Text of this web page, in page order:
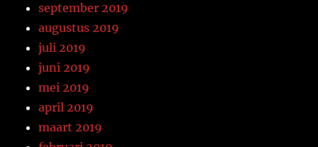
september 2019
augustus 2019
juli 2019
juni 2019
mei 2019
april 2019
maart 2019